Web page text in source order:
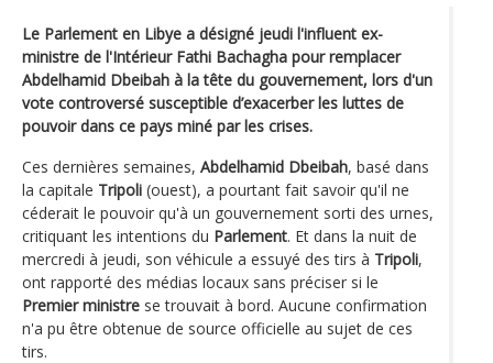
Le Parlement en Libye a désigné jeudi l'influent ex-
ministre de l'Intérieur Fathi Bachagha pour remplacer
Abdelhamid Dbeibah à la tête du gouvernement, lors d'un
vote controversé susceptible d’exacerber les luttes de
pouvoir dans ce pays miné par les crises.
Ces dernières semaines, Abdelhamid Dbeibah, basé dans
la capitale Tripoli (ouest), a pourtant fait savoir qu'il ne
céderait le pouvoir qu'à un gouvernement sorti des urnes,
critiquant les intentions du Parlement. Et dans la nuit de
mercredi à jeudi, son véhicule a essuyé des tirs à Tripoli,
ont rapporté des médias locaux sans préciser si le
Premier ministre se trouvait à bord. Aucune confirmation
n'a pu être obtenue de source officielle au sujet de ces
tirs.